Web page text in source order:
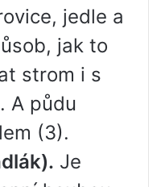
jedle a
jak to
strom i s
A půdu
(3).
Je